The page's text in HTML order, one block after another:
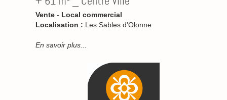
Vente - Local commercial
Localisation : Les Sables d'Olonne
En savoir plus...